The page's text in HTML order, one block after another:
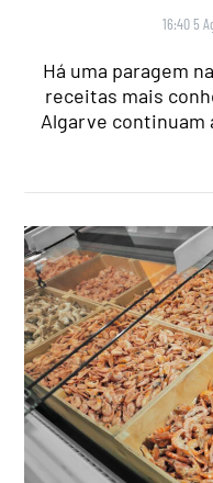
16:40 5
Há uma paragem
receitas mais
Algarve continuam